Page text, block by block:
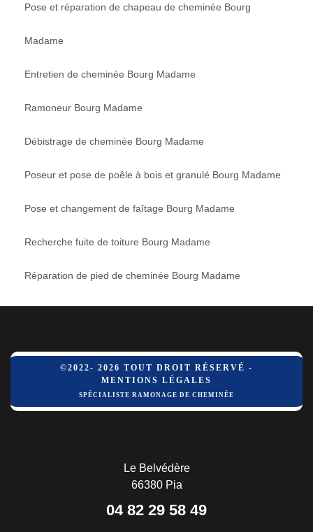
Pose et réparation de chapeau de cheminée Bourg
Madame
Entretien de cheminée Bourg Madame
Ramoneur Bourg Madame
Débistrage de cheminée Bourg Madame
Poseur et pose de poêle à bois et granulé Bourg Madame
Pose et changement de faîtage Bourg Madame
Recherche fuite de toiture Bourg Madame
Réparation de pied de cheminée Bourg Madame
©2022- 2026 TOUT DROIT RÉSERVÉ -
MENTIONS LÉGALES
SPÉCIALISTE RAMONAGE DE CHEMINÉE
Le Belvédère
66380 Pia
04 82 29 58 49